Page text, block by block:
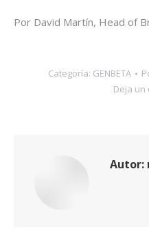
Por David Martín, Head of
Categoría: GENBETA
Deja un
Autor: